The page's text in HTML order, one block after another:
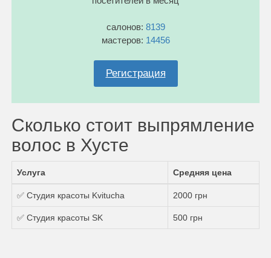
салонов: 8139
мастеров: 14456
Регистрация
Сколько стоит выпрямление
волос в Хусте
Услуга Средняя цена
✅ Студия красоты Kvitucha 2000 грн
✅ Студия красоты SK 500 грн